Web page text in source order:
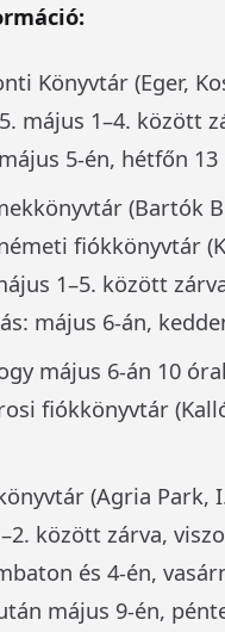
Könyvtár (Eger,
május 1–4. között
5-én, hétfőn 13
(Bartók
fiókkönyvtár
1–5. között
május 6-án,
május 6-án 10
fiókkönyvtár
(Agria Park,
között zárva,
és 4-én,
május 9-én,